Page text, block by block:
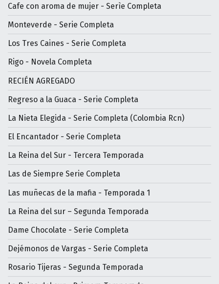
Cafe con aroma de mujer - Serìe Completa
Monteverde - Serie Completa
Los Tres Caines - Serie Completa
Rigo - Novela Completa
RECIÉN AGREGADO
Regreso a la Guaca - Serie Completa
La Nieta Elegida - Serie Completa (Colombia Rcn)
El Encantador - Serie Completa
La Reina del Sur - Tercera Temporada
Las de Siempre Serie Completa
Las muñecas de la mafia - Temporada 1
La Reina del sur – Segunda Temporada
Dame Chocolate - Serie Completa
Dejémonos de Vargas - Serie Completa
Rosario Tijeras - Segunda Temporada